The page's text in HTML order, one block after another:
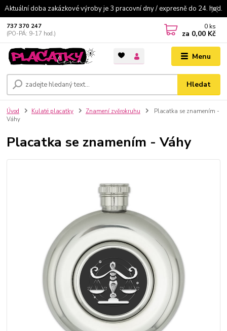
Aktuální doba zakázkové výroby je 3 pracovní dny / expresně do 24. hod.
Menu
Hledat
737 370 247
(PO-PÁ: 9-17 hod.)
0 ks
za 0,00 Kč
Úvod Kulaté placatky Znamení zvěrokruhu
Placatka se znamením -
Váhy
Placatka se znamením - Váhy